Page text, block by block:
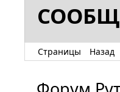
Страницы Назад